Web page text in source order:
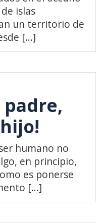
islas
un territorio de
[...]
padre,
humano no
en principio,
es ponerse
[...]